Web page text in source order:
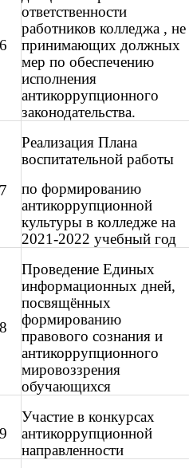
ответственности
работников колледжа , не
принимающих должных
мер по обеспечению
исполнения
антикоррупционного
законодательства.
Реализация Плана
воспитательной работы
по формированию
антикоррупционной
культуры в колледже на
2021-2022 учебный год
Проведение Единых
информационных дней,
посвящённых
формированию
правового сознания и
антикоррупционного
мировоззрения
обучающихся
Участие в конкурсах
антикоррупционной
направленности